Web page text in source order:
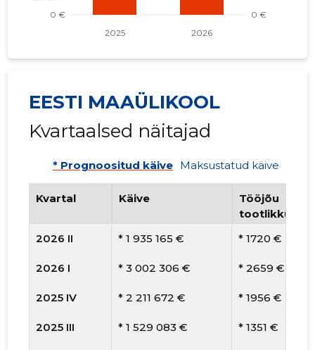
EESTI MAAÜLIKOOL
Kvartaalsed näitajad
* Prognoositud käive Maksustatud käive
Kvartal Käive
Tööjõu
tootlikkus
2026 II
* 1 935 165 € * 1720 €
2026 I * 3 002 306 € * 2659 €
2025 IV * 2 211 672 € * 1956 €
2025 III * 1 529 083 € * 1351 €